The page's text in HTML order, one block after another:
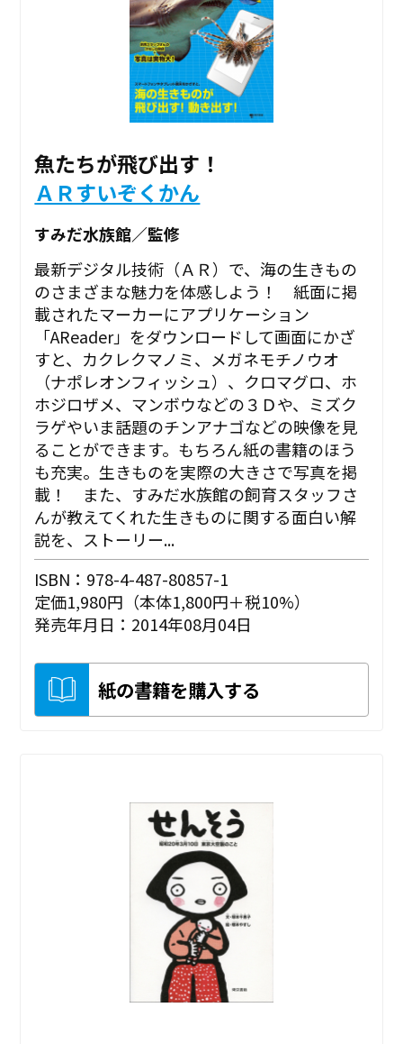
魚たちが飛び出す！
ＡＲすいぞくかん
すみだ水族館／監修
最新デジタル技術（ＡＲ）で、海の生きもの
のさまざまな魅力を体感しよう！ 紙面に掲
載されたマーカーにアプリケーション
「AReader」をダウンロードして画面にかざ
すと、カクレクマノミ、メガネモチノウオ
（ナポレオンフィッシュ）、クロマグロ、ホ
ホジロザメ、マンボウなどの３Ｄや、ミズク
ラゲやいま話題のチンアナゴなどの映像を見
ることができます。もちろん紙の書籍のほう
も充実。生きものを実際の大きさで写真を掲
載！ また、すみだ水族館の飼育スタッフさ
んが教えてくれた生きものに関する面白い解
説を、ストーリー...
ISBN：978-4-487-80857-1
定価1,980円（本体1,800円＋税10%）
発売年月日：2014年08月04日
紙の書籍を購入する